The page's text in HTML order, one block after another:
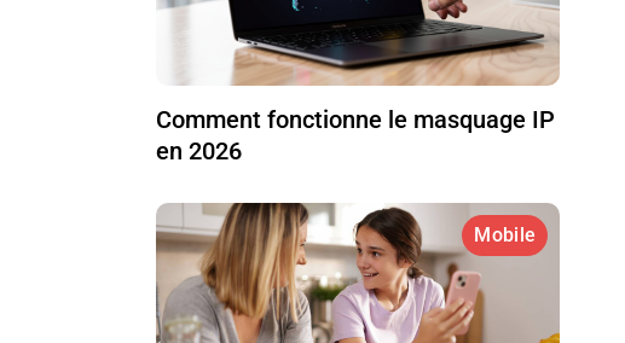
Comment fonctionne le masquage IP
en 2026
Mobile